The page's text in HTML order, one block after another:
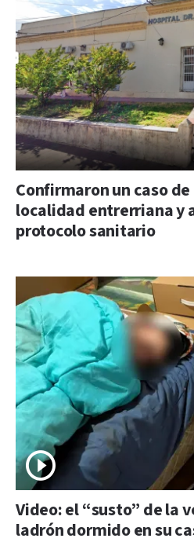
Confirmaron un caso
localidad entrerriana y
protocolo sanitario
Video: el “susto” de la
ladrón dormido en su